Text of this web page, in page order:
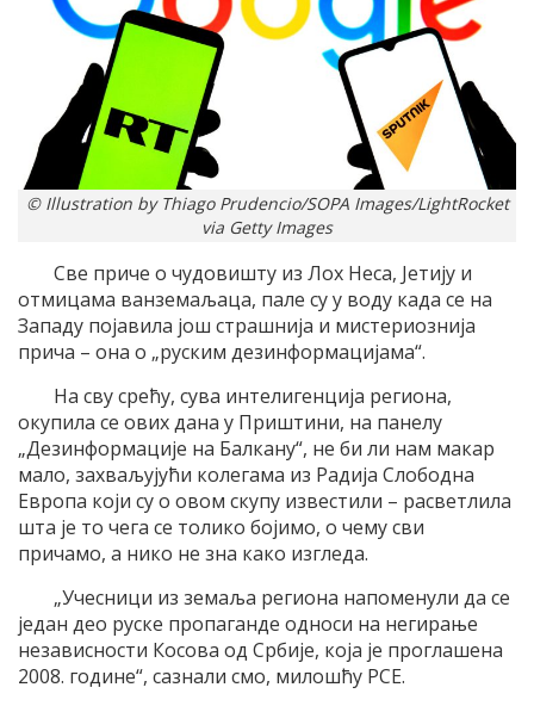
© Illustration by Thiago Prudencio/SOPA Images/LightRocket
via Getty Images
Све приче о чудовишту из Лох Неса, Јетију и
отмицама ванземаљаца, пале су у воду када се на
Западу појавила још страшнија и мистериознија
прича – она о „руским дезинформацијама“.
На сву срећу, сува интелигенција региона,
окупила се ових дана у Приштини, на панелу
„Дезинформације на Балкану“, не би ли нам макар
мало, захваљујући колегама из Радија Слободна
Европа који су о овом скупу известили – расветлила
шта је то чега се толико бојимо, о чему сви
причамо, а нико не зна како изгледа.
„Учесници из земаља региона напоменули да се
један део руске пропаганде односи на негирање
независности Косова од Србије, која је проглашена
2008. године“, сазнали смо, милошћу РСЕ.